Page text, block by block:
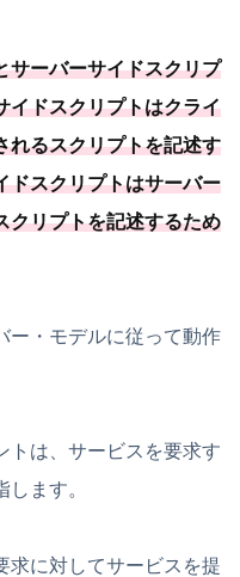
サーバーサイドスクリプ
イドスクリプトはクライ
れるスクリプトを記述す
ドスクリプトはサーバー
クリプトを記述するため
ー・モデルに従って動作
トは、サービスを要求す
ます。
求に対してサービスを提